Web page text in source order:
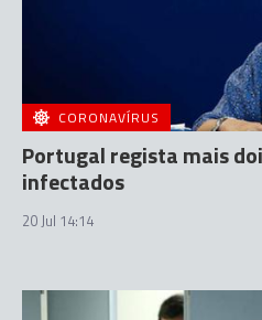
CORONAVÍRUS
Portugal regista mais
infectados
20 Jul 14:14